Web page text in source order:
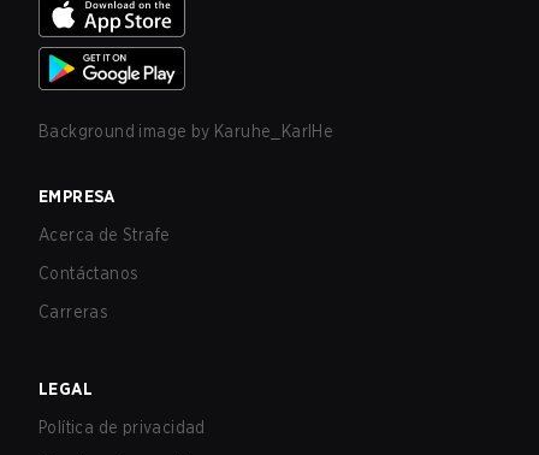
Background image by Karuhe_KarlHe
EMPRESA
Acerca de Strafe
Contáctanos
Carreras
LEGAL
Política de privacidad